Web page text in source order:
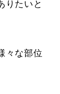
りたいと
々な部位